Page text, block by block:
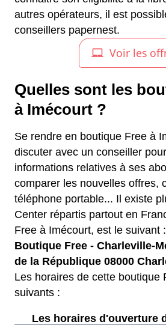
autres opérateurs, il est
conseillers papernest.
Quelles sont les
à Imécourt ?
Se rendre en boutique Free à
discuter avec un conseiller
informations relatives à ses
comparer les nouvelles offres,
téléphone portable... Il existe
Center répartis partout en
Free à Imécourt, est le suivant :
Boutique Free - Charleville-
de la République 08000
Les horaires de cette boutique
suivants :
Les horaires d'ouverture